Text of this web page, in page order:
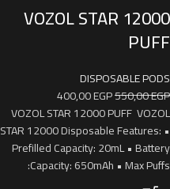
VOZOL STAR 12000
PUFF
DISPOSABLE PODS
550,00EGP
400,00EGP
VOZOL STAR 12000 PUFF VOZOL
STAR 12000 Disposable Features: •
Prefilled Capacity: 20mL • Battery
Capacity: 650mAh • Max Puffs: